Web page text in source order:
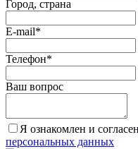
Город, страна
E-mail*
Телефон*
Ваш вопрос
Я ознакомлен и согласен
персональных данных